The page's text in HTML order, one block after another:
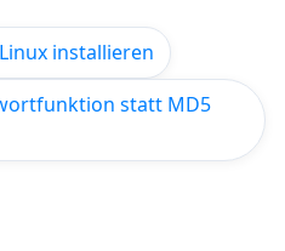
statt MD5
installieren